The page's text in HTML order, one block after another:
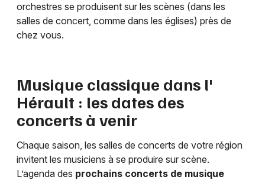
orchestres se produisent sur les scènes (dans les
salles de concert, comme dans les églises) près de
chez vous.
Musique classique dans l'
Hérault : les dates des
concerts à venir
Chaque saison, les salles de concerts de votre région
invitent les musiciens à se produire sur scène.
L’agenda des prochains concerts de musique